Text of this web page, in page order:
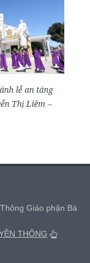
lễ an táng
Thị Liêm –
Giáo phận Bà
THÔNG